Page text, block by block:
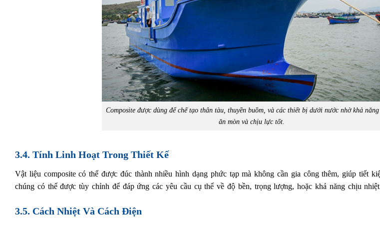
Composite được dùng để chế tạo thân tàu, thuyền buồm, và các thiết bị dưới nước nhờ khả
ăn mòn và chịu lực tốt.
3.4. Tính Linh Hoạt Trong Thiết Kế
Vật liệu composite có thể được đúc thành nhiều hình dạng phức tạp mà không cần gia công thêm, giúp tiết
chúng có thể được tùy chỉnh để đáp ứng các yêu cầu cụ thể về độ bền, trọng lượng, hoặc khả năng chịu
3.5. Cách Nhiệt Và Cách Điện